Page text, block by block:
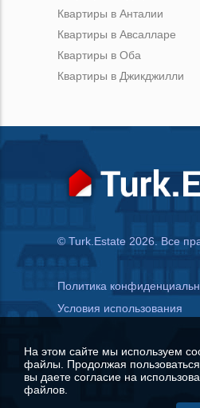
Квартиры в Анталии
Квартиры в Авсалларе
Квартиры в Оба
Квартиры в Джикджилли
© Turk.Estate 2026. Все
Политика
Условия использования
На этом сайте мы используем
файлы. Продолжая пользоваться
вы даете согласие на
файлов.